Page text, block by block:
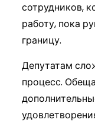
сотрудников,
работу, пока
границу.
Депутатам
процесс.